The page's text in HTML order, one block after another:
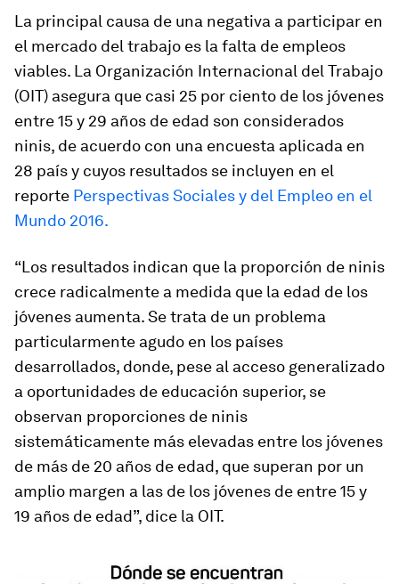
La principal causa de una negativa a participar en
el mercado del trabajo es la falta de empleos
viables. La Organización Internacional del Trabajo
(OIT) asegura que casi 25 por ciento de los jóvenes
entre 15 y 29 años de edad son considerados
ninis, de acuerdo con una encuesta aplicada en
28 país y cuyos resultados se incluyen en el
reporte Perspectivas Sociales y del Empleo en el
Mundo 2016.
“Los resultados indican que la proporción de ninis
crece radicalmente a medida que la edad de los
jóvenes aumenta. Se trata de un problema
particularmente agudo en los países
desarrollados, donde, pese al acceso generalizado
a oportunidades de educación superior, se
observan proporciones de ninis
sistemáticamente más elevadas entre los jóvenes
de más de 20 años de edad, que superan por un
amplio margen a las de los jóvenes de entre 15 y
19 años de edad”, dice la OIT.